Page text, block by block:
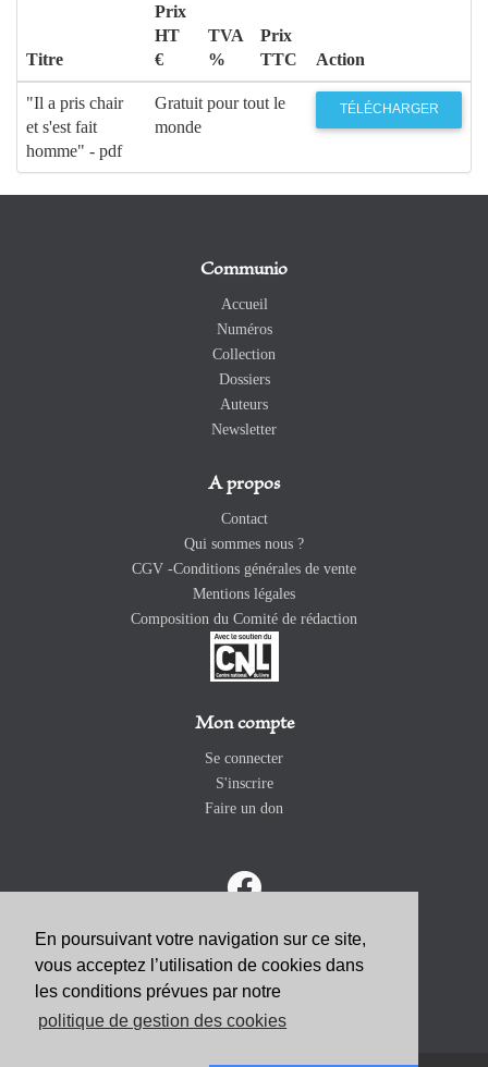
En poursuivant votre navigation sur ce site,
vous acceptez l’utilisation de cookies dans
les conditions prévues par notre
politique de gestion des cookies
Titre
Prix
HT
€
TVA
%
Prix
TTC
Action
"Il a pris chair
et s'est fait
homme" - pdf
Gratuit pour tout le
monde
TÉLÉCHARGER
Communio
Accueil
Numéros
Collection
Dossiers
Auteurs
Newsletter
A propos
Contact
Qui sommes nous ?
CGV -Conditions générales de vente
Mentions légales
Composition du Comité de rédaction
Mon compte
Se connecter
S'inscrire
Faire un don
ABONNEZ-VOUS